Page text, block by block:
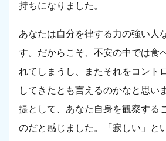
持ちになりました。
あなたは自分を律する力の強い人
す。だからこそ、不安の中では食
れてしまうし、またそれをコント
してきたとも言えるのかなと思い
提として、あなた自身を観察する
のだと感じました。「寂しい」と